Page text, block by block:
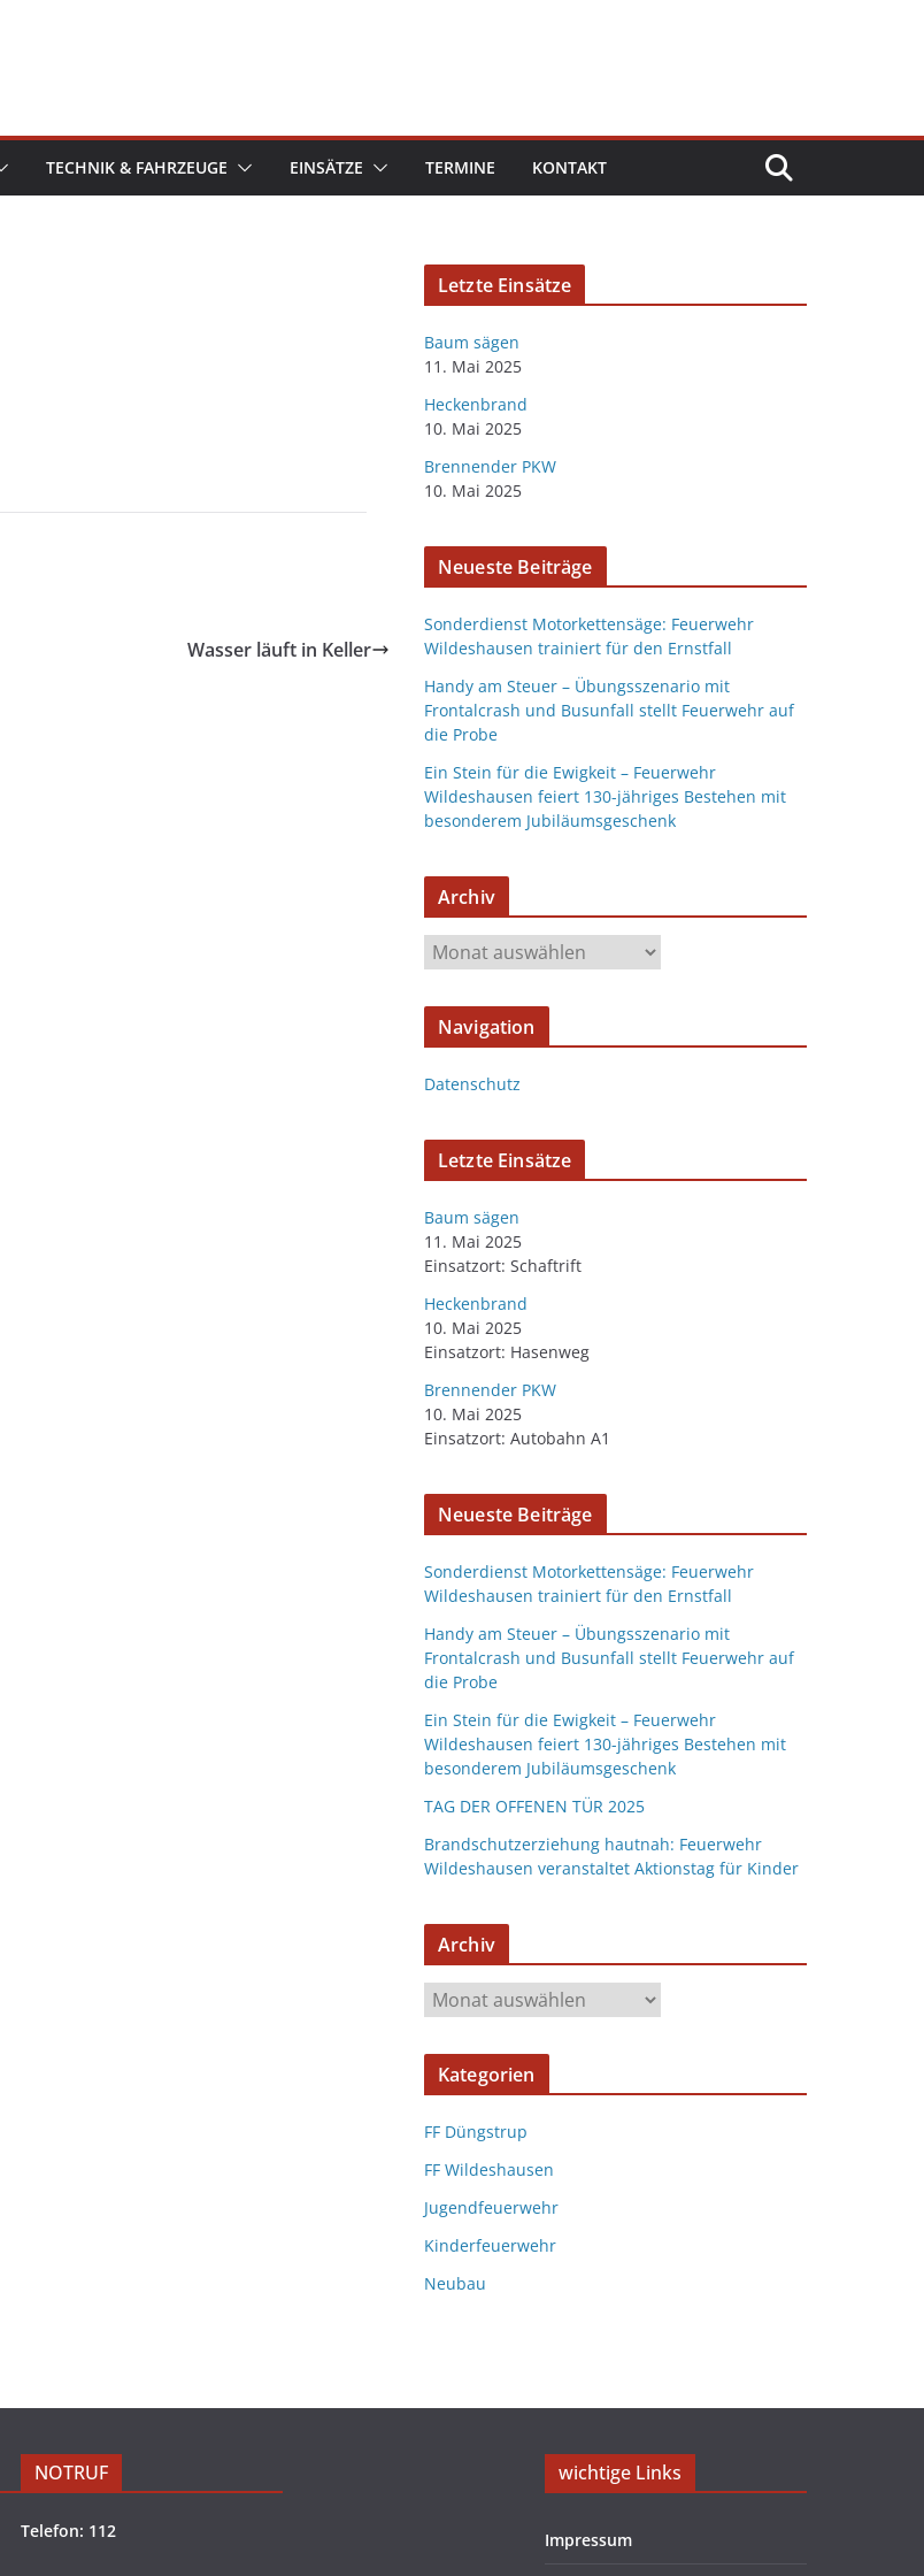
TECHNIK & FAHRZEUGE EINSÄTZE TERMINE KONTAKT
Wasser läuft in Keller
Letzte Einsätze
Baum sägen
11. Mai 2025
Heckenbrand
10. Mai 2025
Brennender PKW
10. Mai 2025
Neueste Beiträge
Sonderdienst Motorkettensäge: Feuerwehr
Wildeshausen trainiert für den Ernstfall
Handy am Steuer – Übungsszenario mit
Frontalcrash und Busunfall stellt Feuerwehr auf
die Probe
Ein Stein für die Ewigkeit – Feuerwehr
Wildeshausen feiert 130-jähriges Bestehen mit
besonderem Jubiläumsgeschenk
Archiv
Navigation
Datenschutz
Letzte Einsätze
Baum sägen
11. Mai 2025
Einsatzort: Schaftrift
Heckenbrand
10. Mai 2025
Einsatzort: Hasenweg
Brennender PKW
10. Mai 2025
Einsatzort: Autobahn A1
Neueste Beiträge
Sonderdienst Motorkettensäge: Feuerwehr
Wildeshausen trainiert für den Ernstfall
Handy am Steuer – Übungsszenario mit
Frontalcrash und Busunfall stellt Feuerwehr auf
die Probe
Ein Stein für die Ewigkeit – Feuerwehr
Wildeshausen feiert 130-jähriges Bestehen mit
besonderem Jubiläumsgeschenk
TAG DER OFFENEN TÜR 2025
Brandschutzerziehung hautnah: Feuerwehr
Wildeshausen veranstaltet Aktionstag für Kinder
Archiv
Kategorien
FF Düngstrup
FF Wildeshausen
Jugendfeuerwehr
Kinderfeuerwehr
Neubau
NOTRUF
Telefon: 112
wichtige Links
Impressum